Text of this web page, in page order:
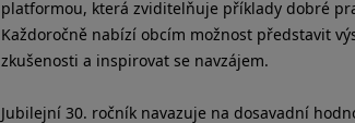
platformou, která zviditelňuje příklady dobré
Každoročně nabízí obcím možnost představit
zkušenosti a inspirovat se navzájem.
Jubilejní 30. ročník navazuje na dosavadní